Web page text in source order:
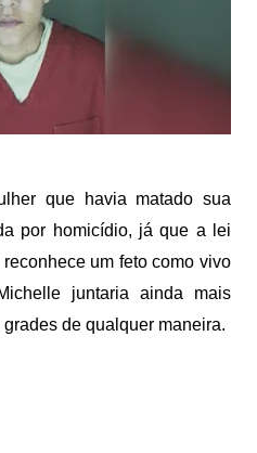
que havia matado sua
por homicídio, já que a lei
um feto como vivo
juntaria ainda mais
de qualquer maneira.